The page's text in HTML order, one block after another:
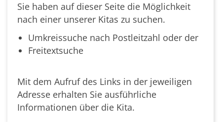
Sie haben auf dieser Seite die Möglichkeit
nach einer unserer Kitas zu suchen.
Umkreissuche nach Postleitzahl oder der
Freitextsuche
Mit dem Aufruf des Links in der jeweiligen
Adresse erhalten Sie ausführliche
Informationen über die Kita.